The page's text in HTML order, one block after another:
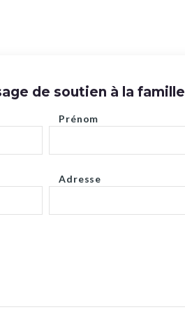
de soutien à la famille
Prénom
Adresse